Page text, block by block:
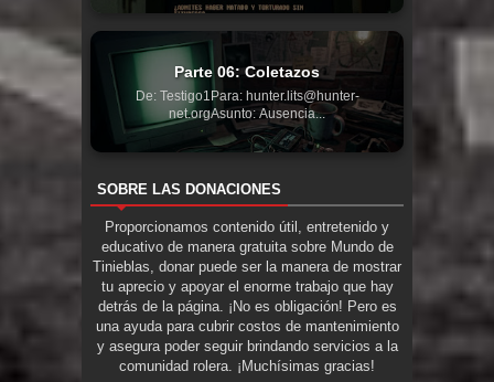
Parte 06: Coletazos
De: Testigo1Para: hunter.lits@hunter-
net.orgAsunto: Ausencia...
SOBRE LAS DONACIONES
Proporcionamos contenido útil, entretenido y
educativo de manera gratuita sobre Mundo de
Tinieblas, donar puede ser la manera de mostrar
tu aprecio y apoyar el enorme trabajo que hay
detrás de la página. ¡No es obligación! Pero es
una ayuda para cubrir costos de mantenimiento
y asegura poder seguir brindando servicios a la
comunidad rolera. ¡Muchísimas gracias!